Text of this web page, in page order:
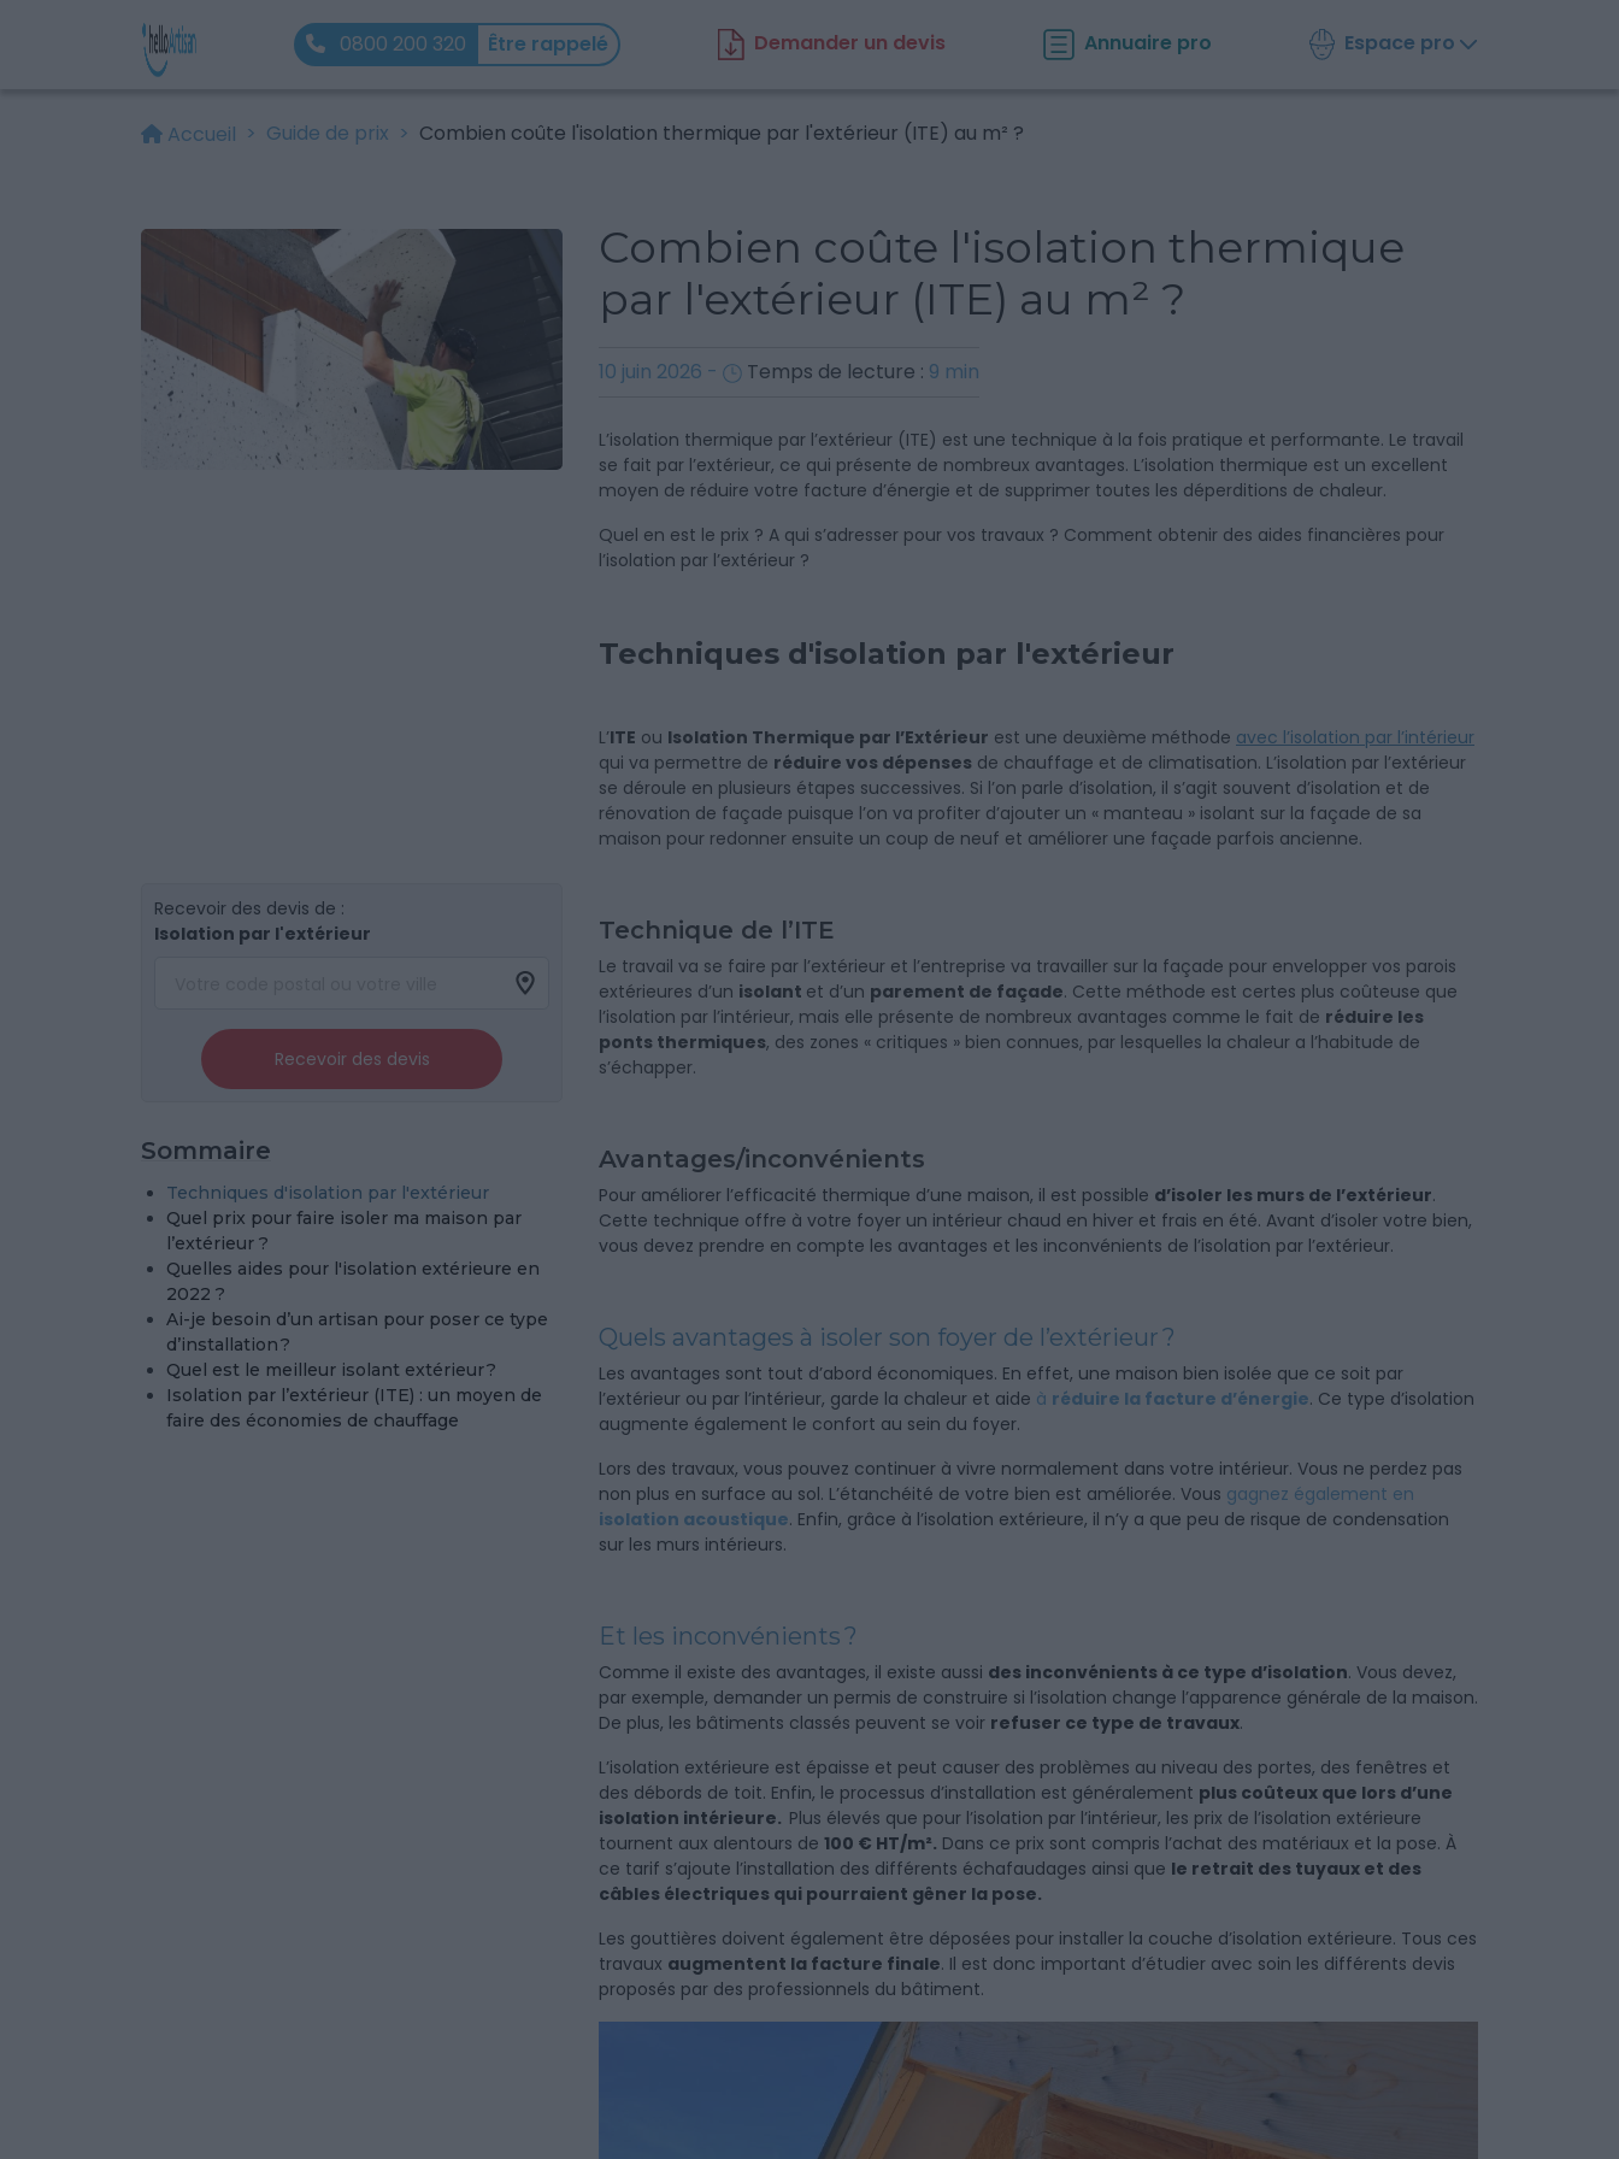
0800 200 320 Être rappelé Demander un devis Annuaire pro Espace pro
Accueil Guide de prix Combien coûte l'isolation thermique par l'extérieur (ITE) au m² ?
Recevoir des devis de :
Isolation par l'extérieur
Recevoir des devis
Sommaire
Techniques d'isolation par l'extérieur
Quel prix pour faire isoler ma maison par
l’extérieur ?
Quelles aides pour l'isolation extérieure en
2022 ?
Ai-je besoin d’un artisan pour poser ce type
d’installation ?
Quel est le meilleur isolant extérieur ?
Isolation par l’extérieur (ITE) : un moyen de
faire des économies de chauffage
Combien coûte l'isolation thermique
par l'extérieur (ITE) au m² ?
10 juin 2026 - Temps de lecture : 9 min
L’isolation thermique par l’extérieur (ITE) est une technique à la fois pratique et performante. Le travail
se fait par l’extérieur, ce qui présente de nombreux avantages. L’isolation thermique est un excellent
moyen de réduire votre facture d’énergie et de supprimer toutes les déperditions de chaleur.
Quel en est le prix ? A qui s’adresser pour vos travaux ? Comment obtenir des aides financières pour
l’isolation par l’extérieur ?
Techniques d'isolation par l'extérieur
L’ITE ou Isolation Thermique par l’Extérieur est une deuxième méthode avec l’isolation par l’intérieur
qui va permettre de réduire vos dépenses de chauffage et de climatisation. L’isolation par l’extérieur
se déroule en plusieurs étapes successives. Si l’on parle d’isolation, il s’agit souvent d’isolation et de
rénovation de façade puisque l’on va profiter d’ajouter un « manteau » isolant sur la façade de sa
maison pour redonner ensuite un coup de neuf et améliorer une façade parfois ancienne.
Technique de l’ITE
Le travail va se faire par l’extérieur et l’entreprise va travailler sur la façade pour envelopper vos parois
extérieures d’un isolant et d’un parement de façade. Cette méthode est certes plus coûteuse que
l’isolation par l’intérieur, mais elle présente de nombreux avantages comme le fait de réduire les
ponts thermiques, des zones « critiques » bien connues, par lesquelles la chaleur a l’habitude de
s’échapper.
Avantages/inconvénients
Pour améliorer l’efficacité thermique d’une maison, il est possible d’isoler les murs de l’extérieur.
Cette technique offre à votre foyer un intérieur chaud en hiver et frais en été. Avant d’isoler votre bien,
vous devez prendre en compte les avantages et les inconvénients de l’isolation par l’extérieur.
Quels avantages à isoler son foyer de l’extérieur ?
Les avantages sont tout d’abord économiques. En effet, une maison bien isolée que ce soit par
l’extérieur ou par l’intérieur, garde la chaleur et aide à réduire la facture d’énergie. Ce type d’isolation
augmente également le confort au sein du foyer.
Lors des travaux, vous pouvez continuer à vivre normalement dans votre intérieur. Vous ne perdez pas
non plus en surface au sol. L’étanchéité de votre bien est améliorée. Vous gagnez également en
isolation acoustique. Enfin, grâce à l’isolation extérieure, il n’y a que peu de risque de condensation
sur les murs intérieurs.
Et les inconvénients ?
Comme il existe des avantages, il existe aussi des inconvénients à ce type d’isolation. Vous devez,
par exemple, demander un permis de construire si l’isolation change l’apparence générale de la maison.
De plus, les bâtiments classés peuvent se voir refuser ce type de travaux.
L’isolation extérieure est épaisse et peut causer des problèmes au niveau des portes, des fenêtres et
des débords de toit. Enfin, le processus d’installation est généralement plus coûteux que lors d’une
isolation intérieure. Plus élevés que pour l’isolation par l’intérieur, les prix de l’isolation extérieure
tournent aux alentours de 100 € HT/m². Dans ce prix sont compris l’achat des matériaux et la pose. À
ce tarif s’ajoute l’installation des différents échafaudages ainsi que le retrait des tuyaux et des
câbles électriques qui pourraient gêner la pose.
Les gouttières doivent également être déposées pour installer la couche d’isolation extérieure. Tous ces
travaux augmentent la facture finale. Il est donc important d’étudier avec soin les différents devis
proposés par des professionnels du bâtiment.